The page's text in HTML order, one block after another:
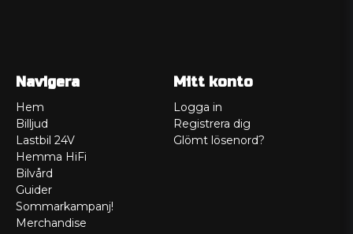
Navigera
Hem
Billjud
Lastbil 24V
Hemma HiFi
Bilvård
Guider
Sommarkampanj!
Merchandise
Mitt konto
Logga in
Registrera dig
Glömt lösenord?